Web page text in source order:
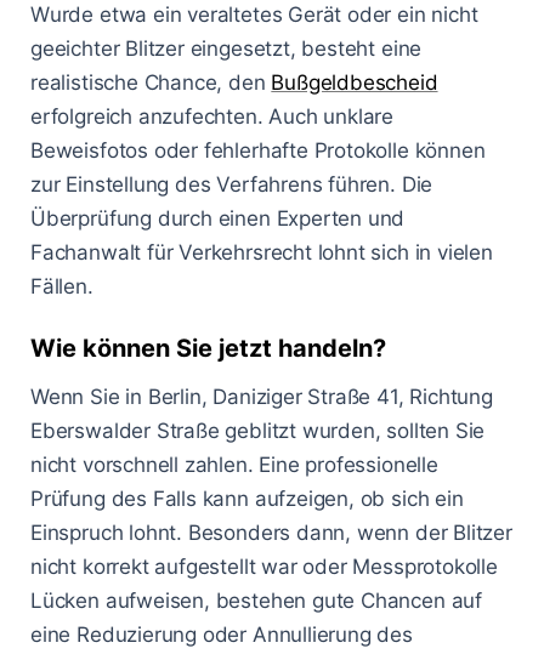
Wurde etwa ein veraltetes Gerät oder ein nicht
geeichter Blitzer eingesetzt, besteht eine
realistische Chance, den Bußgeldbescheid
erfolgreich anzufechten. Auch unklare
Beweisfotos oder fehlerhafte Protokolle können
zur Einstellung des Verfahrens führen. Die
Überprüfung durch einen Experten und
Fachanwalt für Verkehrsrecht lohnt sich in vielen
Fällen.
Wie können Sie jetzt handeln?
Wenn Sie in Berlin, Daniziger Straße 41, Richtung
Eberswalder Straße geblitzt wurden, sollten Sie
nicht vorschnell zahlen. Eine professionelle
Prüfung des Falls kann aufzeigen, ob sich ein
Einspruch lohnt. Besonders dann, wenn der Blitzer
nicht korrekt aufgestellt war oder Messprotokolle
Lücken aufweisen, bestehen gute Chancen auf
eine Reduzierung oder Annullierung des